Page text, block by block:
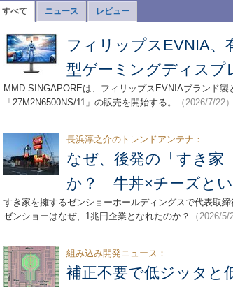
すべて ニュース レビュー
フィリップスEVNIA、
型ゲーミングディスプ
MMD SINGAPOREは、フィリップスEVNIAブランド
「27M2N6500NS/11」の販売を開始する。
（2026/7/22）
長浜淳之介のトレンドアンテナ：
なぜ、後発の「すき家
か？ 牛丼×チーズと
すき家を擁するゼンショーホールディングスで代表取
ゼンショーはなぜ、1兆円企業となれたのか？
（2026/5/2
組み込み開発ニュース：
補正不要で低ジッタと